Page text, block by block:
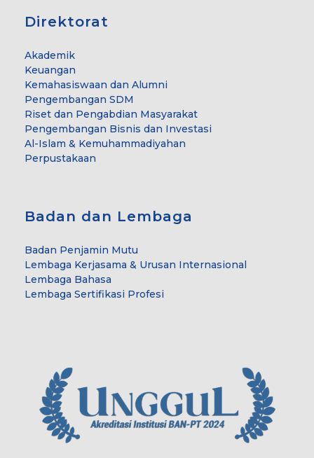
Direktorat
Akademik
Keuangan
Kemahasiswaan dan Alumni
Pengembangan SDM
Riset dan Pengabdian Masyarakat
Pengembangan Bisnis dan Investasi
Al-Islam & Kemuhammadiyahan
Perpustakaan
Badan dan Lembaga
Badan Penjamin Mutu
Lembaga Kerjasama & Urusan Internasional
Lembaga Bahasa
Lembaga Sertifikasi Profesi